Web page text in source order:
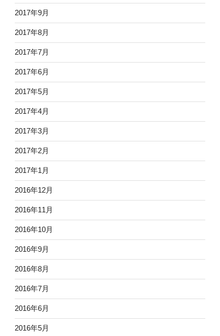
2017年9月
2017年8月
2017年7月
2017年6月
2017年5月
2017年4月
2017年3月
2017年2月
2017年1月
2016年12月
2016年11月
2016年10月
2016年9月
2016年8月
2016年7月
2016年6月
2016年5月